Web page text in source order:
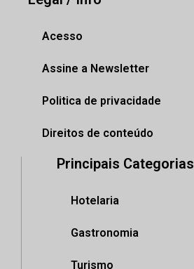
Acesso
Assine a Newsletter
Politica de privacidade
Direitos de conteúdo
Principais Categorias
Hotelaria
Gastronomia
Turismo